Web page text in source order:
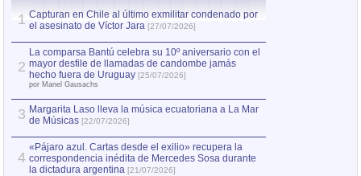
1 Capturan en Chile al último exmilitar condenado por
el asesinato de Víctor Jara [27/07/2026]
2
La comparsa Bantú celebra su 10º aniversario con el
mayor desfile de llamadas de candombe jamás
hecho fuera de Uruguay [25/07/2026]
por Manel Gausachs
3 Margarita Laso lleva la música ecuatoriana a La Mar
de Músicas [22/07/2026]
4
«Pájaro azul. Cartas desde el exilio» recupera la
correspondencia inédita de Mercedes Sosa durante
la dictadura argentina [21/07/2026]